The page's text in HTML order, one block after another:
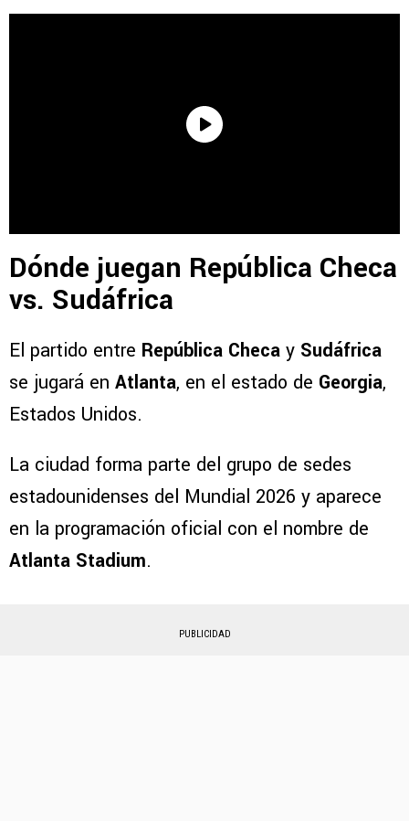
Dónde juegan República Checa
vs. Sudáfrica
El partido entre República Checa y Sudáfrica
se jugará en Atlanta, en el estado de Georgia,
Estados Unidos.
La ciudad forma parte del grupo de sedes
estadounidenses del Mundial 2026 y aparece
en la programación oficial con el nombre de
Atlanta Stadium.
PUBLICIDAD